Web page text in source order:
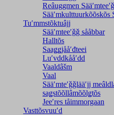
Reâuggmen
Sääʹmkulttuurkõõskõs
Tuʹmmstõktuâjj
Sääʹmteeʹǧǧ sååbbar
Halltõs
Saaǥǥjååʹđteei
Luʹvddkååʹdd
Vaaldâšm
Vaal
Sääʹmteʹǧǧlääʹjj
saǥstõõllâmõõlǥtõs
Jeeʹres tåimmorgaan
Vasttõsvuuʹd